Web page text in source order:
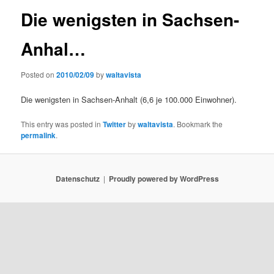
Die wenigsten in Sachsen-
Anhal…
Posted on2010/02/09bywaltavista
Die wenigsten in Sachsen-Anhalt (6,6 je 100.000 Einwohner).
This entry was posted inTwitterbywaltavista. Bookmark the
permalink.
Datenschutz Proudly powered by WordPress